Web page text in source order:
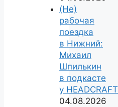
(Не)
рабочая
поездка
в Нижний:
Михаил
Шпилькин
в подкасте
у HEADCRAFT
04.08.2026